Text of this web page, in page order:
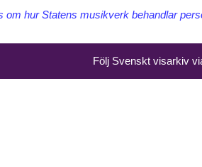
om hur Statens musikverk behandlar
Följ Svenskt visarkiv